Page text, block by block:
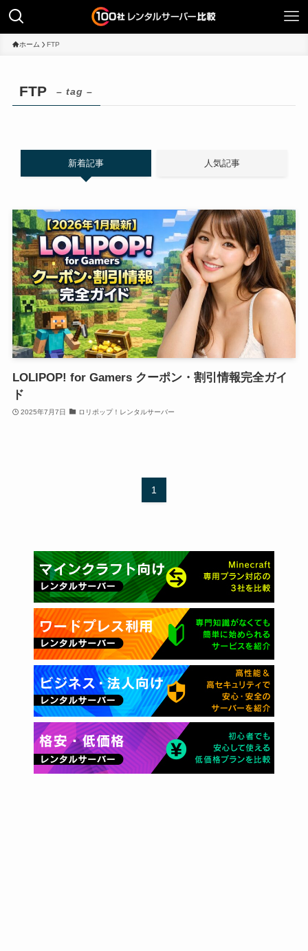
ホーム FTP
FTP – tag –
新着記事 人気記事
LOLIPOP! for Gamers クーポン・割引情報完全ガイ
ド
2025年7月7日 ロリポップ！レンタルサーバー
1